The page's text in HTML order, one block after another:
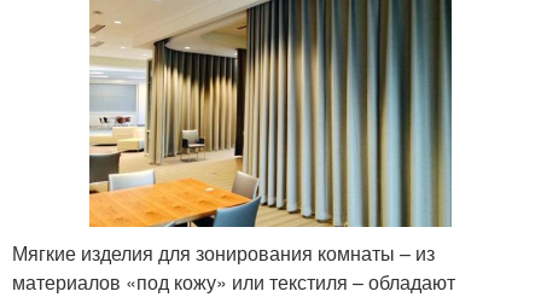
Мягкие изделия для зонирования комнаты – из
материалов «под кожу» или текстиля – обладают